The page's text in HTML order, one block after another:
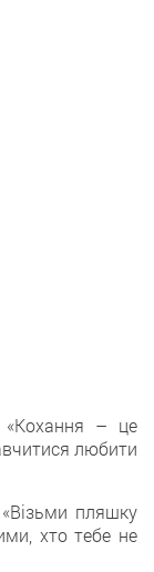
– це
любити
пляшку
хто тебе не